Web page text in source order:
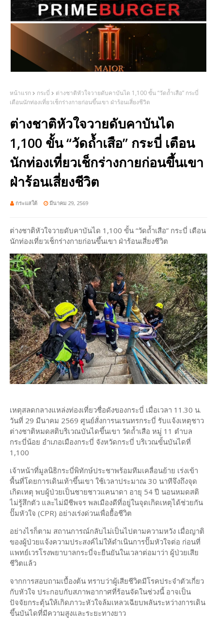
หน้าแรก กระบี่
ต่างชาติหัวใจวายดับคาบันได 1,100 ขั้น “วัดถ้ำเสือ” กระบี่
เตือนนักท่องเที่ยวเช็กร่างกายก่อนขึ้นเขา ฝ่าร้อนเสี่ยงชีวิต
ต่างชาติหัวใจวายดับคาบันได
1,100 ขั้น “วัดถ้ำเสือ” กระบี่ เตือน
นักท่องเที่ยวเช็กร่างกายก่อนขึ้นเขา
ฝ่าร้อนเสี่ยงชีวิต
กระแสใต้ มีนาคม 29, 2569
ต่างชาติหัวใจวายดับคาบันได 1,100 ขั้น “วัดถ้ำเสือ” กระบี่ เตือน
นักท่องเที่ยวเช็กร่างกายก่อนขึ้นเขา ฝ่าร้อนเสี่ยงชีวิต
เหตุสลดกลางแหล่งท่องเที่ยวชื่อดังของกระบี่ เมื่อเวลา 11.30 น.
วันที่ 29 มีนาคม 2569 ศูนย์สั่งการนเรนทรกระบี่ รับแจ้งเหตุชาว
ต่างชาติหมดสติบริเวณบันไดขึ้นเขา วัดถ้ำเสือ หมู่ 11 ตำบล
กระบี่น้อย อำเภอเมืองกระบี่ จังหวัดกระบี่ บริเวณขั้นบันไดที่
1,100
เจ้าหน้าที่มูลนิธิกระบี่พิทักษ์ประชาพร้อมทีมเคลื่อนย้าย เร่งเข้า
พื้นที่โดยการเดินเท้าขึ้นเขา ใช้เวลาประมาณ 30 นาทีจึงถึงจุด
เกิดเหตุ พบผู้ป่วยเป็นชายชาวแคนาดา อายุ 54 ปี นอนหมดสติ
ไม่รู้สึกตัว และไม่มีชีพจร พลเมืองดีที่อยู่ในจุดเกิดเหตุได้ช่วยกัน
ปั๊มหัวใจ (CPR) อย่างเร่งด่วนเพื่อยื้อชีวิต
อย่างไรก็ตาม สถานการณ์กลับไม่เป็นไปตามความหวัง เมื่อญาติ
ของผู้ป่วยแจ้งความประสงค์ไม่ให้ดำเนินการปั๊มหัวใจต่อ ก่อนที่
แพทย์เวรโรงพยาบาลกระบี่จะยืนยันในเวลาต่อมาว่า ผู้ป่วยเสีย
ชีวิตแล้ว
จากการสอบถามเบื้องต้น ทราบว่าผู้เสียชีวิตมีโรคประจำตัวเกี่ยว
กับหัวใจ ประกอบกับสภาพอากาศที่ร้อนจัดในช่วงนี้ อาจเป็น
ปัจจัยกระตุ้นให้เกิดภาวะหัวใจล้มเหลวเฉียบพลันระหว่างการเดิน
ขึ้นบันไดที่มีความสูงและระยะทางยาว